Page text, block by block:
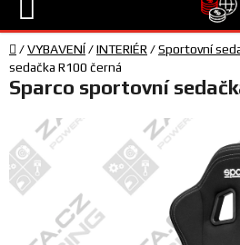
TECHNIKA
JEZDEC
TÝM
Domů
/VYBAVENÍ/INTERIÉR /Sportovní
sedačka R100 černá
Sparco sportovní